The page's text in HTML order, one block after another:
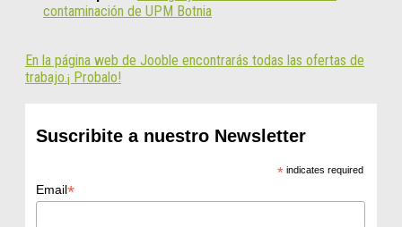
contaminación de UPM Botnia
En la página web de Jooble encontrarás todas las ofertas de
trabajo.¡ Probalo!
Suscribite a nuestro Newsletter
*indicates required
Email*